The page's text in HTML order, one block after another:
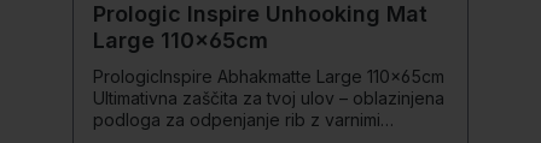
Prologic Inspire Unhooking Mat
Large 110x65cm
PrologicInspire Abhakmatte Large 110x65cm
Ultimativna zaščita za tvoj ulov – oblazinjena
podloga za odpenjanje rib z varnimi